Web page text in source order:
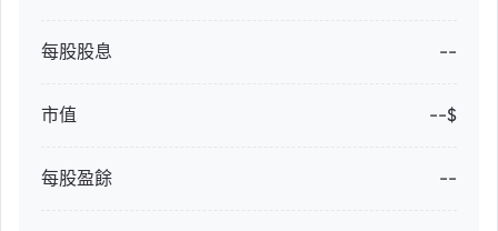
每股股息 --
市值 --$
每股盈餘 --